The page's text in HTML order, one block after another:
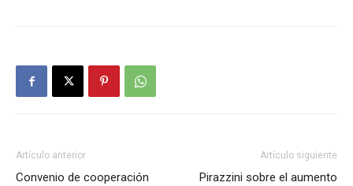
Artículo anterior
Convenio de cooperación
Artículo siguiente
Pirazzini sobre el aumento